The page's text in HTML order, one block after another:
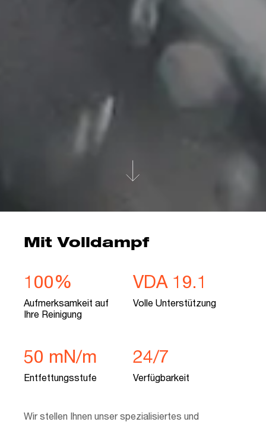
Mit Volldampf
100%
Aufmerksamkeit auf
Ihre Reinigung
VDA 19.1
Volle Unterstützung
50 mN/m
Entfettungsstufe
24/7
Verfügbarkeit
Wir stellen Ihnen unser spezialisiertes und